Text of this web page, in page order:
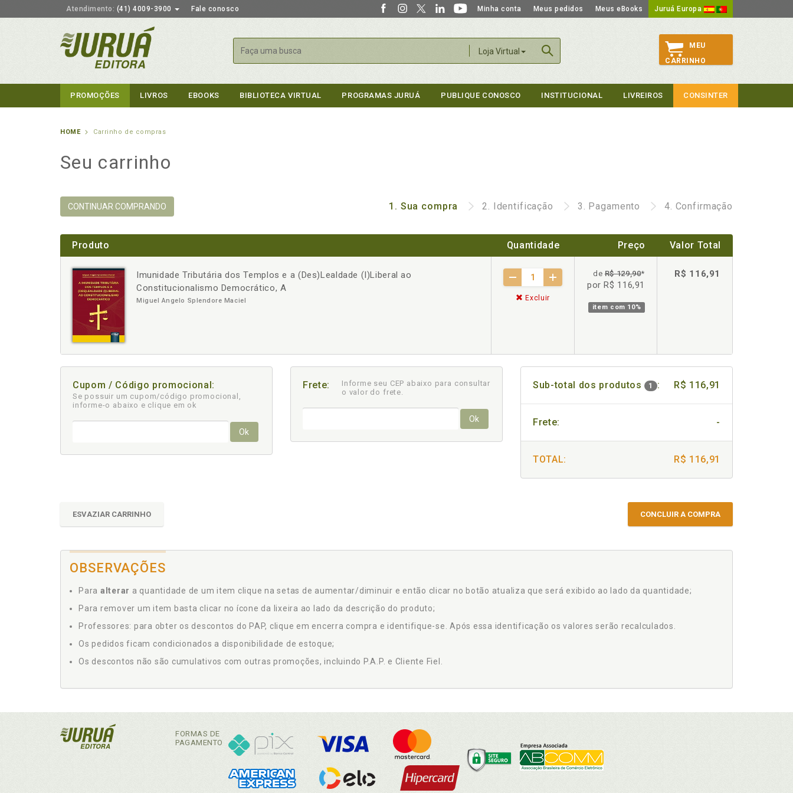
Atendimento: (41) 4009-3900 Fale conosco Minha conta Meus pedidos Meus eBooks Juruá Europa
Loja Virtual
Buscar
MEU
CARRINHO
PROMOÇÕES LIVROS EBOOKS BIBLIOTECA VIRTUAL PROGRAMAS JURUÁ PUBLIQUE CONOSCO INSTITUCIONAL LIVREIROS CONSINTER
HOME Carrinho de compras
Seu carrinho
CONTINUAR COMPRANDO 1. Sua compra 2. Identificação 3. Pagamento 4. Confirmação
Produto Quantidade Preço Valor Total
Imunidade Tributária dos Templos e a (Des)Lealdade (I)Liberal ao
Constitucionalismo Democrático, A
Miguel Angelo Splendore Maciel
- +
Excluir
deR$ 129,90*
por R$ 116,91
item com 10%
R$ 116,91
Cupom / Código promocional:
Se possuir um cupom/código promocional,
informe-o abaixo e clique em ok
Ok
Frete:
Informe seu CEP abaixo para consultar
o valor do frete.
Ok
Sub-total dos produtos 1 : R$ 116,91
Frete: -
TOTAL: R$ 116,91
ESVAZIAR CARRINHO CONCLUIR A COMPRA
OBSERVAÇÕES
Para alterar a quantidade de um item clique na setas de aumentar/diminuir e então clicar no botão atualiza que será exibido ao lado da quantidade;
Para remover um item basta clicar no ícone da lixeira ao lado da descrição do produto;
Professores: para obter os descontos do PAP, clique em encerra compra e identifique-se. Após essa identificação os valores serão recalculados.
Os pedidos ficam condicionados a disponibilidade de estoque;
Os descontos não são cumulativos com outras promoções, incluindo P.A.P. e Cliente Fiel.
FORMAS DE
PAGAMENTO